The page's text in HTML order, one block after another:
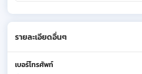
รายละเอียดอื่นๆ
เบอร์โทรศัพท์